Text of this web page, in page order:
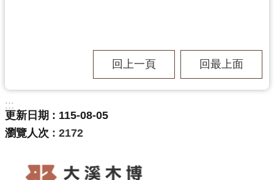
回上一頁 回最上面
:::
更新日期
115-08-05
瀏覽人次
2172